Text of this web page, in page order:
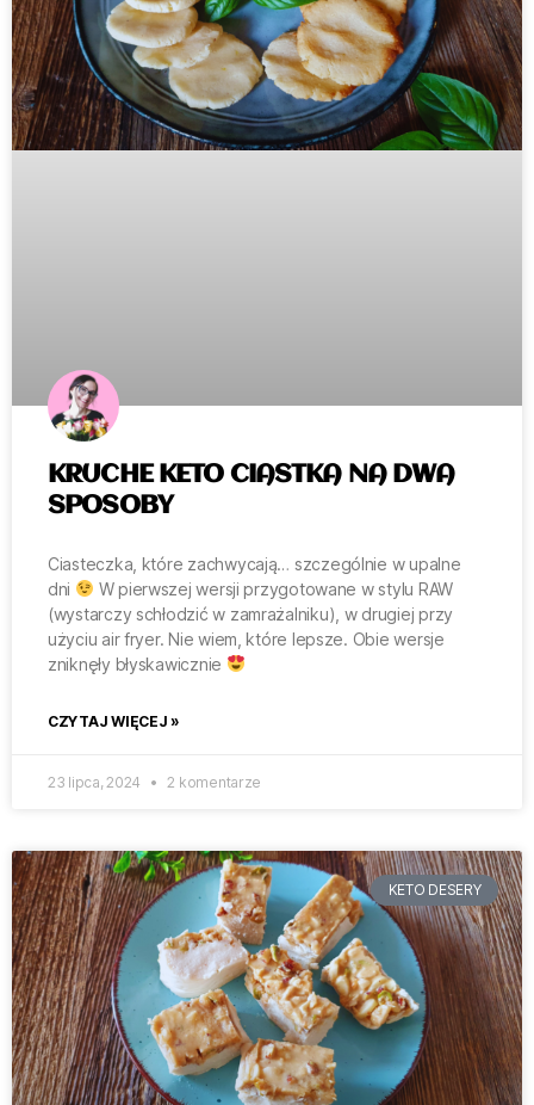
KRUCHE KETO CIASTKA NA DWA
SPOSOBY
Ciasteczka, które zachwycają… szczególnie w upalne
dni
W pierwszej wersji przygotowane w stylu RAW
(wystarczy schłodzić w zamrażalniku), w drugiej przy
użyciu air fryer. Nie wiem, które lepsze. Obie wersje
zniknęły błyskawicznie
CZYTAJ WIĘCEJ »
23 lipca, 2024 2 komentarze
KETO DESERY